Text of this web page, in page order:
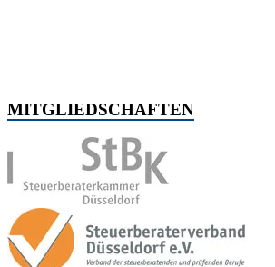
MITGLIEDSCHAFTEN